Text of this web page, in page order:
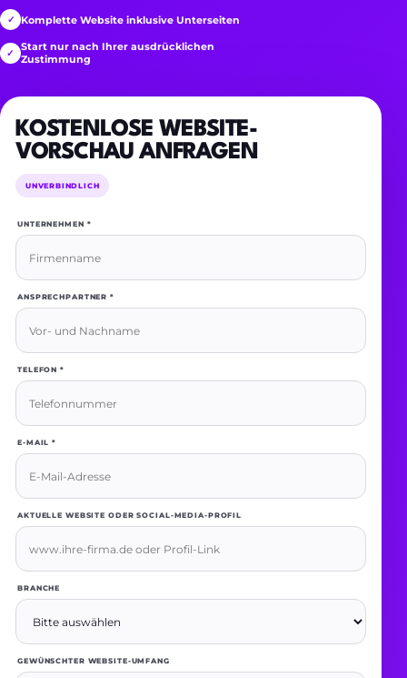
✓ Komplette Website inklusive Unterseiten
✓
Start nur nach Ihrer ausdrücklichen
Zustimmung
KOSTENLOSE WEBSITE-
VORSCHAU ANFRAGEN
UNVERBINDLICH
UNTERNEHMEN *
ANSPRECHPARTNER *
TELEFON *
E-MAIL *
AKTUELLE WEBSITE ODER SOCIAL-MEDIA-PROFIL
BRANCHE
GEWÜNSCHTER WEBSITE-UMFANG